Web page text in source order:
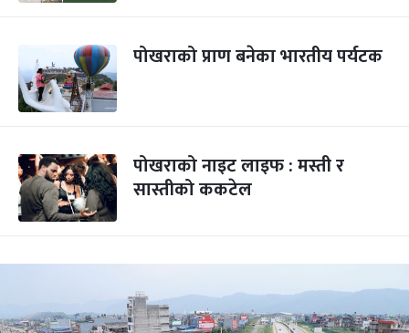
पोखराको प्राण बनेका भारतीय पर्यटक
पोखराको नाइट लाइफ : मस्ती र
सास्तीको ककटेल